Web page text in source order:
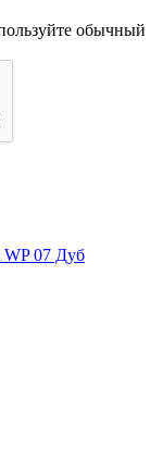
обычный
07 Дуб